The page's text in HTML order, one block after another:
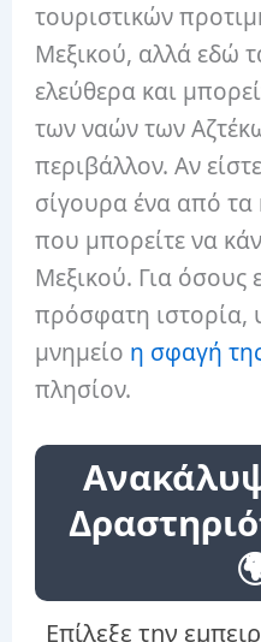
τουριστικών
Μεξικού, αλλά εδώ
ελεύθερα και
των ναών των
περιβάλλον. Αν
σίγουρα ένα από
που μπορείτε να
Μεξικού. Για όσους
πρόσφατη ιστορία,
μνημείο η σφαγή
πλησίον.
Επίλεξε την